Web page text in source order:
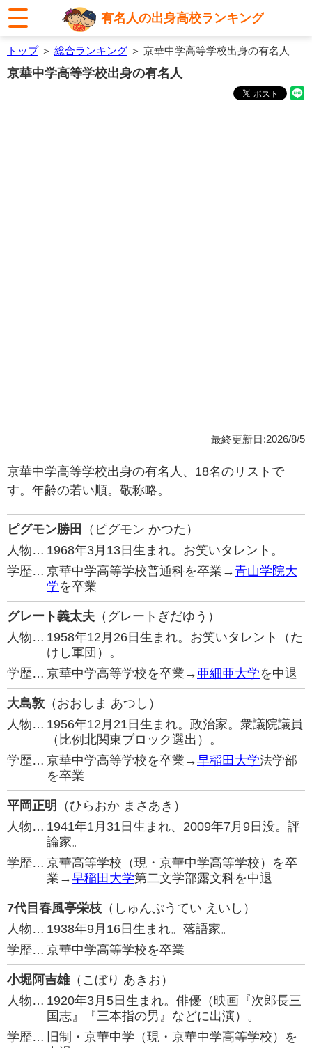
有名人の出身高校ランキング
トップ＞ 総合ランキング ＞ 京華中学高等学校出身の有名人
京華中学高等学校出身の有名人
最終更新日:2026/8/5
京華中学高等学校出身の有名人、18名のリストで
す。年齢の若い順。敬称略。
ピグモン勝田
（ピグモン かつた）
人物… 1968年3月13日生まれ。お笑いタレント。
学歴… 京華中学高等学校普通科を卒業→青山学院大
学を卒業
グレート義太夫 （グレートぎだゆう）
人物… 1958年12月26日生まれ。お笑いタレント（た
けし軍団）。
学歴… 京華中学高等学校を卒業→ 亜細亜大学を中退
大島敦 （おおしま あつし）
人物… 1956年12月21日生まれ。政治家。衆議院議員
（比例北関東ブロック選出）。
学歴… 京華中学高等学校を卒業→早稲田大学法学部
を卒業
平岡正明
（ひらおか まさあき）
人物… 1941年1月31日生まれ、2009年7月9日没。評
論家。
学歴… 京華高等学校（現・京華中学高等学校）を卒
業→早稲田大学第二文学部露文科を中退
7代目春風亭栄枝 （しゅんぷうてい えいし）
人物… 1938年9月16日生まれ。落語家。
学歴… 京華中学高等学校を卒業
小堀阿吉雄（こぼり あきお）
人物… 1920年3月5日生まれ。俳優（映画『次郎長三
国志』『三本指の男』などに出演）。
学歴…
旧制・京華中学（現・京華中学高等学校）を